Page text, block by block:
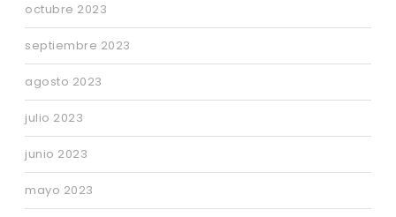
octubre 2023
septiembre 2023
agosto 2023
julio 2023
junio 2023
mayo 2023